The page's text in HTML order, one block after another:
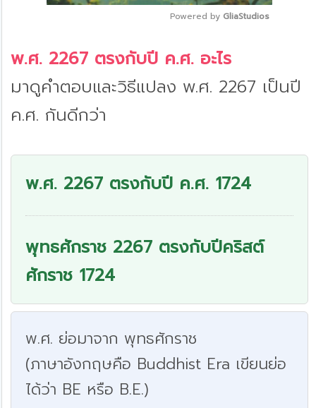
Powered by GliaStudios
พ.ศ. 2267 ตรงกับปี ค.ศ. อะไร
มาดูคำตอบและวิธีแปลง พ.ศ. 2267 เป็นปี
ค.ศ. กันดีกว่า
พ.ศ. 2267 ตรงกับปี ค.ศ. 1724
พุทธศักราช 2267 ตรงกับปีคริสต์
ศักราช 1724
พ.ศ. ย่อมาจาก พุทธศักราช
(ภาษาอังกฤษคือ Buddhist Era เขียนย่อ
ได้ว่า BE หรือ B.E.)